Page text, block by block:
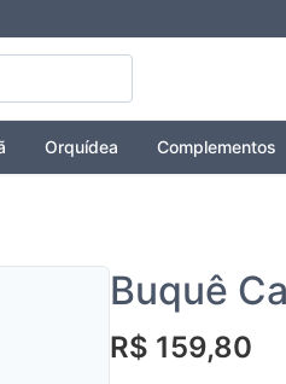
Orquídea Complementos
Buquê
R$ 159,80